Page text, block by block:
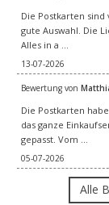
Die Postkarten
gute Auswahl. Die
Alles in a ...
13-07-2026
Bewertung von
Die Postkarten
das ganze
gepasst. Vom ...
05-07-2026
Alle